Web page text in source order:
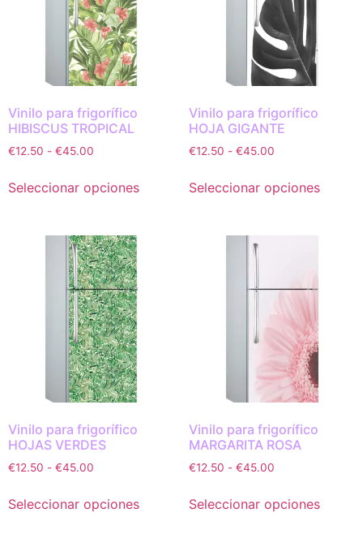
Vinilo para frigorífico
HIBISCUS TROPICAL
€12.50 - €45.00
Seleccionar opciones
Vinilo para frigorífico
HOJA GIGANTE
€12.50 - €45.00
Seleccionar opciones
Vinilo para frigorífico
HOJAS VERDES
€12.50 - €45.00
Seleccionar opciones
Vinilo para frigorífico
MARGARITA ROSA
€12.50 - €45.00
Seleccionar opciones